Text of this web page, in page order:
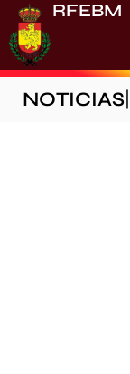
RFEBM
NOTICIAS